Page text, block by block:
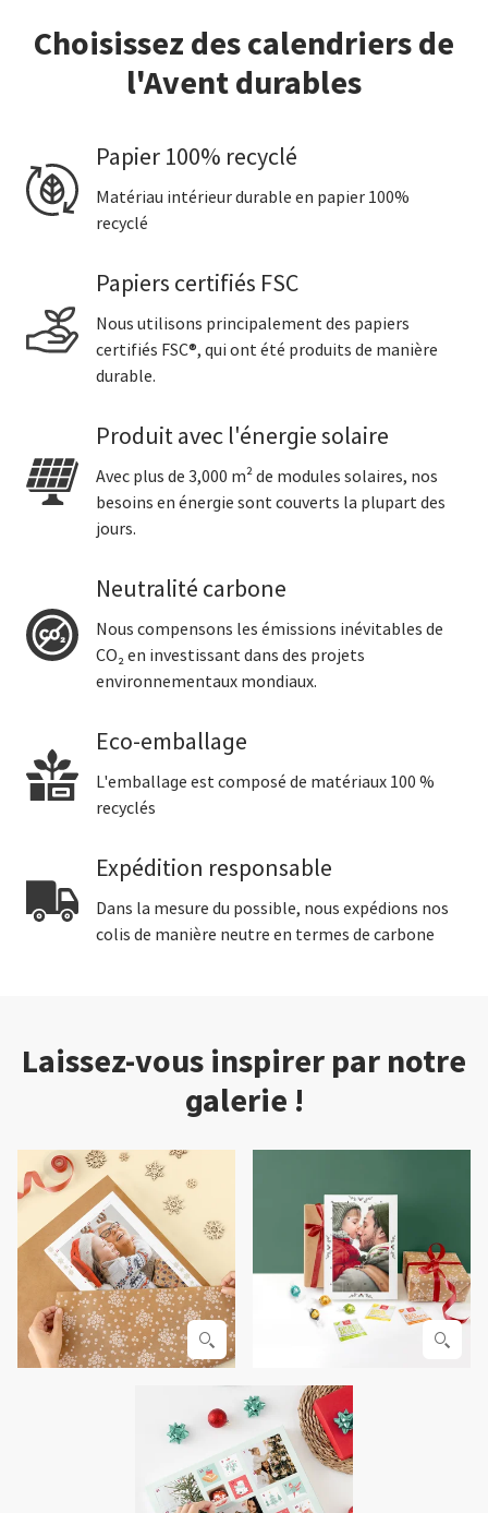
Choisissez des calendriers de
l'Avent durables
Papier 100% recyclé
Matériau intérieur durable en papier 100%
recyclé
Papiers certifiés FSC
Nous utilisons principalement des papiers
certifiés FSC®, qui ont été produits de manière
durable.
Produit avec l'énergie solaire
Avec plus de 3,000 m² de modules solaires, nos
besoins en énergie sont couverts la plupart des
jours.
Neutralité carbone
Nous compensons les émissions inévitables de
CO₂ en investissant dans des projets
environnementaux mondiaux.
Eco-emballage
L'emballage est composé de matériaux 100 %
recyclés
Expédition responsable
Dans la mesure du possible, nous expédions nos
colis de manière neutre en termes de carbone
Laissez-vous inspirer par notre
galerie !